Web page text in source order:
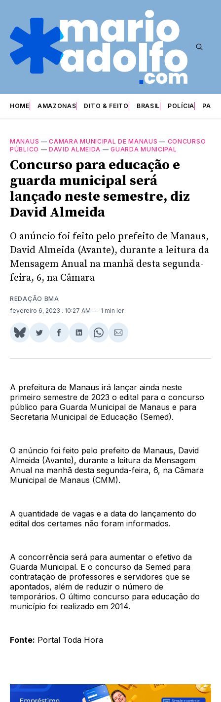
HOME AMAZONAS DITO & FEITO BRASIL POLÍCIA
MANAUS —CAMARA MUNICIPAL DE MANAUS — CONCURSO
PÚBLICO —DAVID ALMEIDA —GUARDA MUNICIPAL
Concurso para educação e
guarda municipal será
lançado neste semestre, diz
David Almeida
O anúncio foi feito pelo prefeito de Manaus,
David Almeida (Avante), durante a leitura da
Mensagem Anual na manhã desta segunda-
feira, 6, na Câmara
REDAÇÃO BMA
fevereiro 6, 2023 . 10:27 AM 1 min ler
Share
BlueSky
Compartilhar
Twitter
Compartilhar
Facebook
Compartilhar
LinkedIn
Share
WhatsApp
Compartilhar
Email
A prefeitura de Manaus irá lançar ainda neste
primeiro semestre de 2023 o edital para o concurso
público para Guarda Municipal de Manaus e para
Secretaria Municipal de Educação (Semed).
O anúncio foi feito pelo prefeito de Manaus, David
Almeida (Avante), durante a leitura da Mensagem
Anual na manhã desta segunda-feira, 6, na Câmara
Municipal de Manaus (CMM).
A quantidade de vagas e a data do lançamento do
edital dos certames não foram informados.
A concorrência será para aumentar o efetivo da
Guarda Municipal. E o concurso da Semed para
contratação de professores e servidores que se
apontados, além de reduzir o número de
temporários. O último concurso para educação do
município foi realizado em 2014.
Fonte: Portal Toda Hora